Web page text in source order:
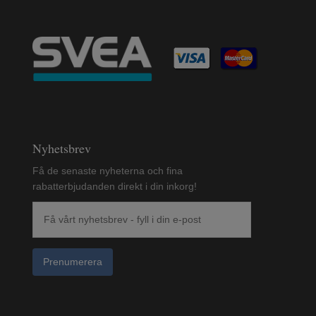
Nyhetsbrev
Få de senaste nyheterna och fina
rabatterbjudanden direkt i din inkorg!
Prenumerera